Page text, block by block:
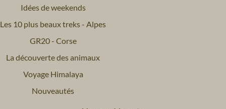
Idées de weekends
Les 10 plus beaux treks - Alpes
GR20 - Corse
La découverte des animaux
Voyage Himalaya
Nouveautés